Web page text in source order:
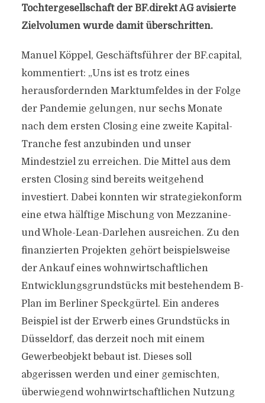
Tochtergesellschaft der BF.direkt AG avisierte
Zielvolumen wurde damit überschritten.
Manuel Köppel, Geschäftsführer der BF.capital,
kommentiert: „Uns ist es trotz eines
herausfordernden Marktumfeldes in der Folge
der Pandemie gelungen, nur sechs Monate
nach dem ersten Closing eine zweite Kapital-
Tranche fest anzubinden und unser
Mindestziel zu erreichen. Die Mittel aus dem
ersten Closing sind bereits weitgehend
investiert. Dabei konnten wir strategiekonform
eine etwa hälftige Mischung von Mezzanine-
und Whole-Lean-Darlehen ausreichen. Zu den
finanzierten Projekten gehört beispielsweise
der Ankauf eines wohnwirtschaftlichen
Entwicklungsgrundstücks mit bestehendem B-
Plan im Berliner Speckgürtel. Ein anderes
Beispiel ist der Erwerb eines Grundstücks in
Düsseldorf, das derzeit noch mit einem
Gewerbeobjekt bebaut ist. Dieses soll
abgerissen werden und einer gemischten,
überwiegend wohnwirtschaftlichen Nutzung